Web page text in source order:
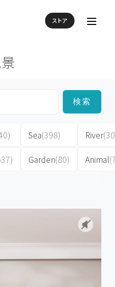
ストア
検索
Sea(398)
Garden(80)
River
Animal